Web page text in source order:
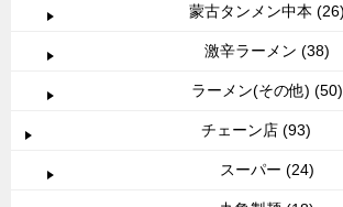
蒙古タンメン中本 (26)
激辛ラーメン (38)
ラーメン(その他) (50)
チェーン店 (93)
スーパー (24)